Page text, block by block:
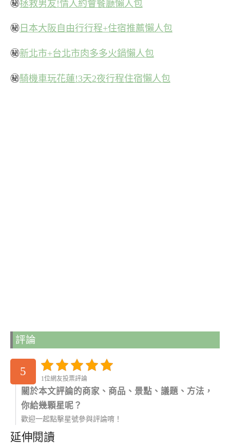
㊙拯救男友!情人約會餐廳懶人包
㊙ 日本大阪自由行行程+住宿推薦懶人包
㊙新北市+台北市肉多多火鍋懶人包
㊙騎機車玩花蓮!3天2夜行程住宿懶人包
評論
5
1位網友投票評論
關於本文評論的商家、商品、景點、議題、方法，
你給幾顆星呢？
歡迎一起點擊星號參與評論唷！
延伸閱讀